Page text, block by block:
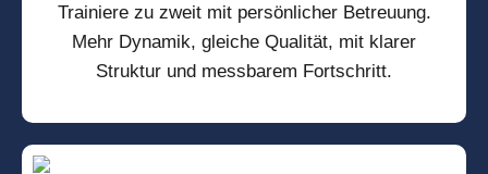
Trainiere zu zweit mit persönlicher Betreuung.
Mehr Dynamik, gleiche Qualität, mit klarer
Struktur und messbarem Fortschritt.